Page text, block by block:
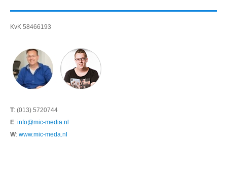
KvK 58466193
T: (013) 5720744
E: info@mic-media.nl
W: www.mic-meda.nl